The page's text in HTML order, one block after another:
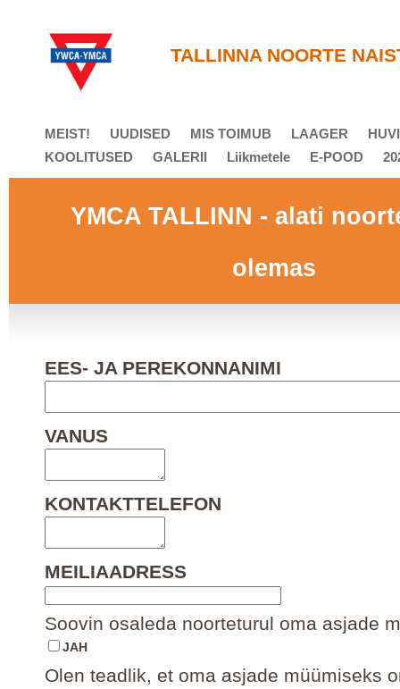
TALLINNA NOORTE
MEIST! UUDISED MIS TOIMUB LAAGER
KOOLITUSED
GALERII Liikmetele E-POOD
YMCA TALLINN - alati
olemas
EES- JA PEREKONNANIMI
VANUS
KONTAKTTELEFON
MEILIAADRESS
Soovin osaleda noorteturul oma asjade
JAH
Olen teadlik, et oma asjade müümiseks